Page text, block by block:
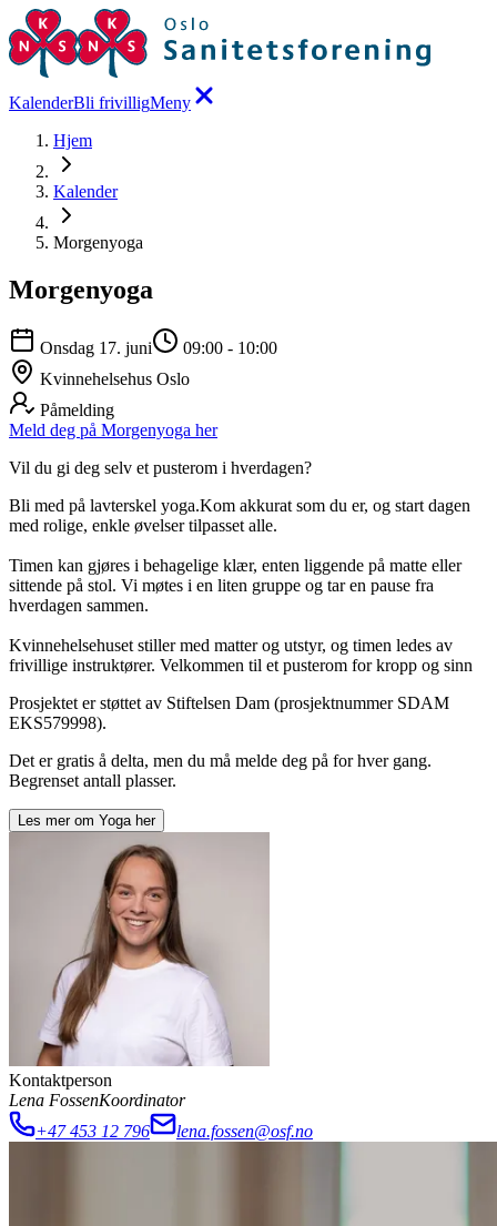
KalenderBli frivilligMeny
Hjem
Kalender
Morgenyoga
Morgenyoga
Onsdag 17. juni 09:00 - 10:00
Kvinnehelsehus Oslo
Påmelding
Meld deg på Morgenyoga her
Vil du gi deg selv et pusterom i hverdagen?
Bli med på lavterskel yoga.Kom akkurat som du er, og start dagen
med rolige, enkle øvelser tilpasset alle.
Timen kan gjøres i behagelige klær, enten liggende på matte eller
sittende på stol. Vi møtes i en liten gruppe og tar en pause fra
hverdagen sammen.
Kvinnehelsehuset stiller med matter og utstyr, og timen ledes av
frivillige instruktører. Velkommen til et pusterom for kropp og sinn
Prosjektet er støttet av Stiftelsen Dam (prosjektnummer SDAM
EKS579998).
Det er gratis å delta, men du må melde deg på for hver gang.
Begrenset antall plasser.
Les mer om Yoga her
Kontaktperson
Lena FossenKoordinator
+47 453 12 796
lena.fossen@osf.no